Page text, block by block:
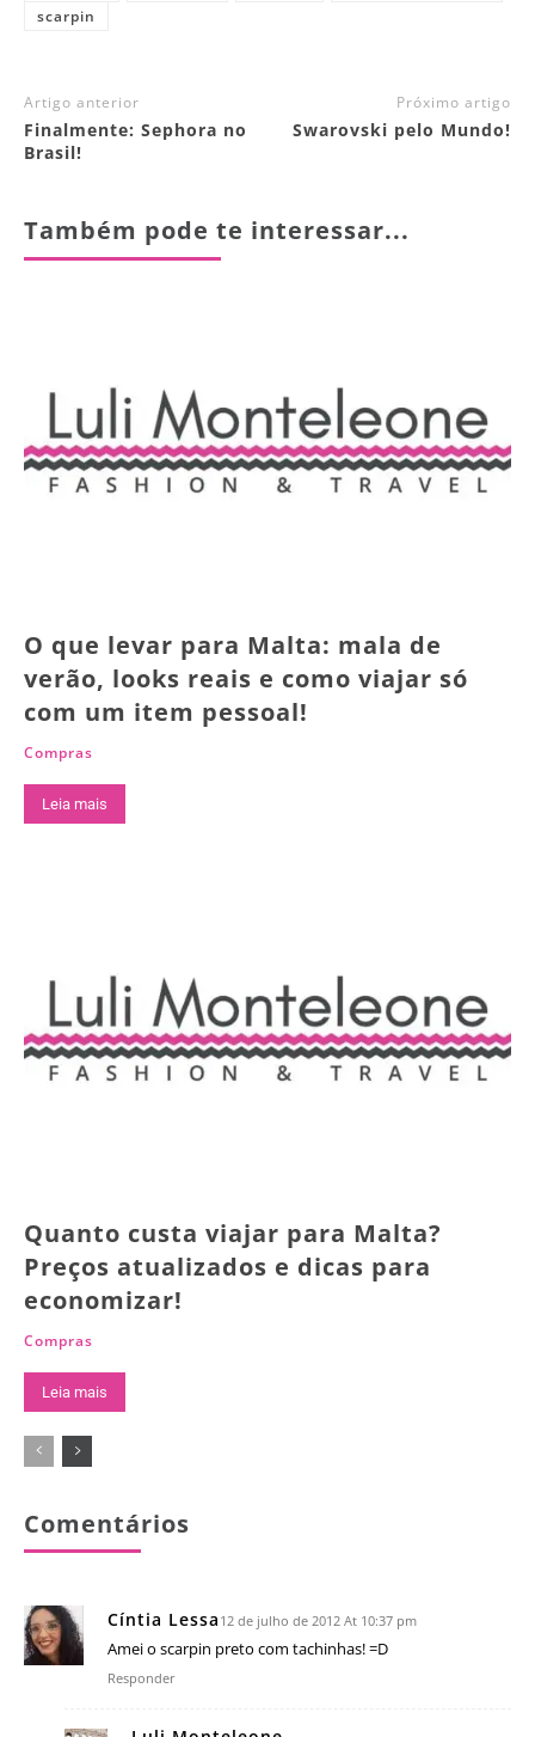
scarpin
Artigo anterior
Finalmente: Sephora no
Brasil!
Próximo artigo
Swarovski pelo Mundo!
Também pode te interessar...
O que levar para Malta: mala de
verão, looks reais e como viajar só
com um item pessoal!
Compras
Leia mais
Quanto custa viajar para Malta?
Preços atualizados e dicas para
economizar!
Compras
Leia mais
Comentários
Cíntia Lessa 12 de julho de 2012 At 10:37 pm
Amei o scarpin preto com tachinhas! =D
Responder